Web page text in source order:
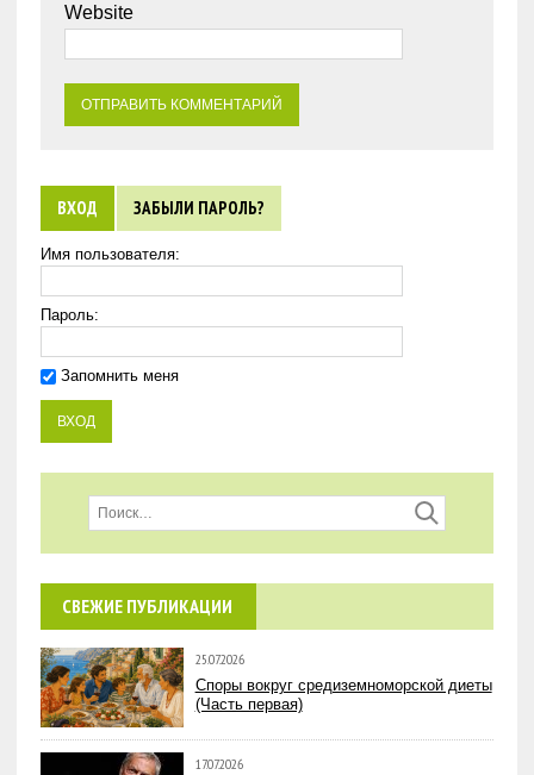
Website
ВХОД ЗАБЫЛИ ПАРОЛЬ?
Имя пользователя:
Пароль:
Запомнить меня
СВЕЖИЕ ПУБЛИКАЦИИ
25.07.2026
Споры вокруг средиземноморской диеты
(Часть первая)
17.07.2026